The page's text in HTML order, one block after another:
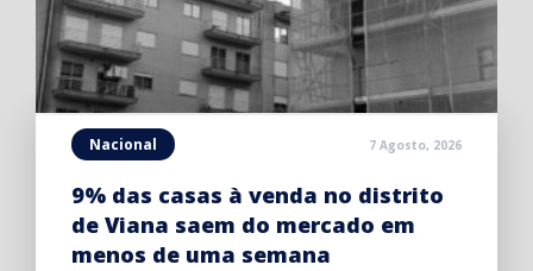
Nacional 7 Agosto, 2026
9% das casas à venda no distrito
de Viana saem do mercado em
menos de uma semana